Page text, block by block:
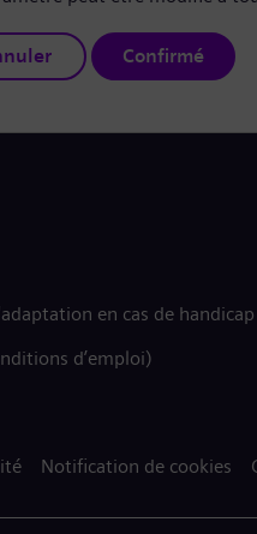
Confirmé
en cas de handicap
d’emploi)
Notification de cookies